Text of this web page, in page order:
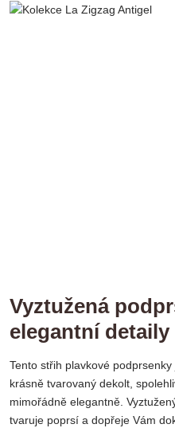
Vyztužená
elegantní detaily
Tento střih plavkové
krásně tvarovaný dekolt,
mimořádně elegantně.
tvaruje poprsí a dopřeje Vám